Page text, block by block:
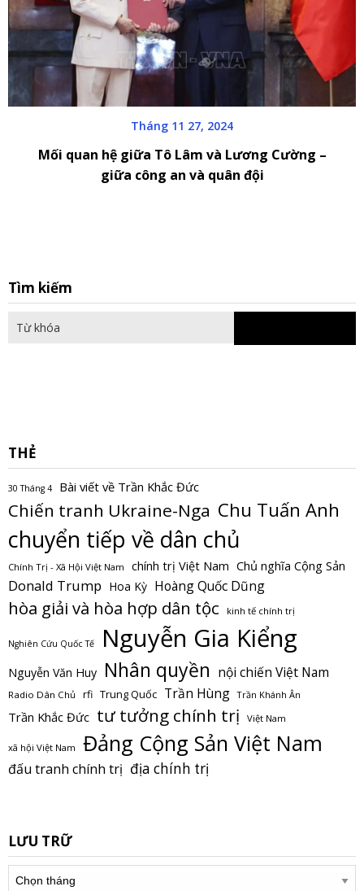
Tháng 11 27, 2024
Mối quan hệ giữa Tô Lâm và Lương Cường –
giữa công an và quân đội
Tìm kiếm
THẺ
30 Tháng 4 Bài viết về Trần Khắc Đức
Chiến tranh Ukraine-Nga Chu Tuấn Anh
chuyển tiếp về dân chủ
Chính Trị - Xã Hội Việt Nam chính trị Việt Nam Chủ nghĩa Cộng Sản
Donald Trump Hoa Kỳ Hoàng Quốc Dũng
hòa giải và hòa hợp dân tộc kinh tế chính trị
Nghiên Cứu Quốc Tế Nguyễn Gia Kiểng
Nguyễn Văn Huy Nhân quyền nội chiến Việt Nam
Radio Dân Chủ rfi Trung Quốc Trần Hùng Trần Khánh Ân
Trần Khắc Đức tư tưởng chính trị Việt Nam
xã hội Việt Nam Đảng Cộng Sản Việt Nam
đấu tranh chính trị địa chính trị
LƯU TRỮ
Lưu